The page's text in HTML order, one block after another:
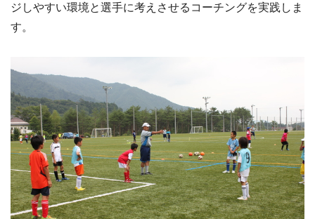
ジしやすい環境と選手に考えさせるコーチングを実践しま
す。